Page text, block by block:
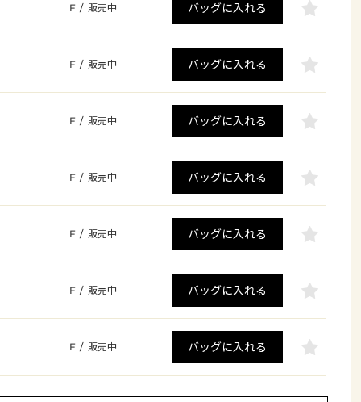
F / 販売中 バッグに入れる
F / 販売中 バッグに入れる
F / 販売中 バッグに入れる
F / 販売中 バッグに入れる
F / 販売中 バッグに入れる
F / 販売中 バッグに入れる
F / 販売中 バッグに入れる